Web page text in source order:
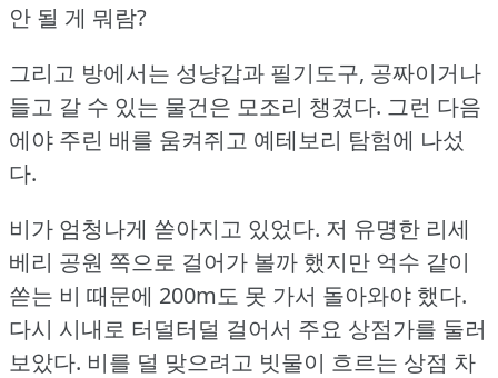
안 될 게 뭐람?
그리고 방에서는 성냥갑과 필기도구, 공짜이거나
들고 갈 수 있는 물건은 모조리 챙겼다. 그런 다음
에야 주린 배를 움켜쥐고 예테보리 탐험에 나섰
다.
비가 엄청나게 쏟아지고 있었다. 저 유명한 리세
베리 공원 쪽으로 걸어가 볼까 했지만 억수 같이
쏟는 비 때문에 200m도 못 가서 돌아와야 했다.
다시 시내로 터덜터덜 걸어서 주요 상점가를 둘러
보았다. 비를 덜 맞으려고 빗물이 흐르는 상점 차